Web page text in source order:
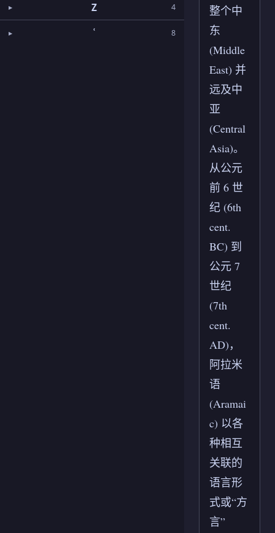
Z 4
ʿ 8
整个中
东
(Middle
East) 并
远及中
亚
(Central
Asia)。
从公元
前 6 世
纪 (6th
cent.
BC) 到
公元 7
世纪
(7th
cent.
AD)，
阿拉米
语
(Aramai
c) 以各
种相互
关联的
语言形
式或“方
言”